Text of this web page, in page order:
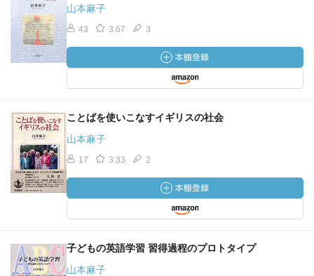
山本麻子
43 3.67 3
ことばを使いこなすイギリスの社会
山本麻子
17 3.33 2
子どもの英語学習 習得過程のプロトタイプ
山本麻子